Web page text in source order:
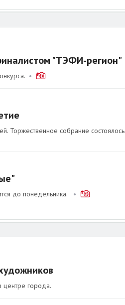
"ТЭФИ-регион"
•
Торжественное собрание
до понедельника. •
центре города.